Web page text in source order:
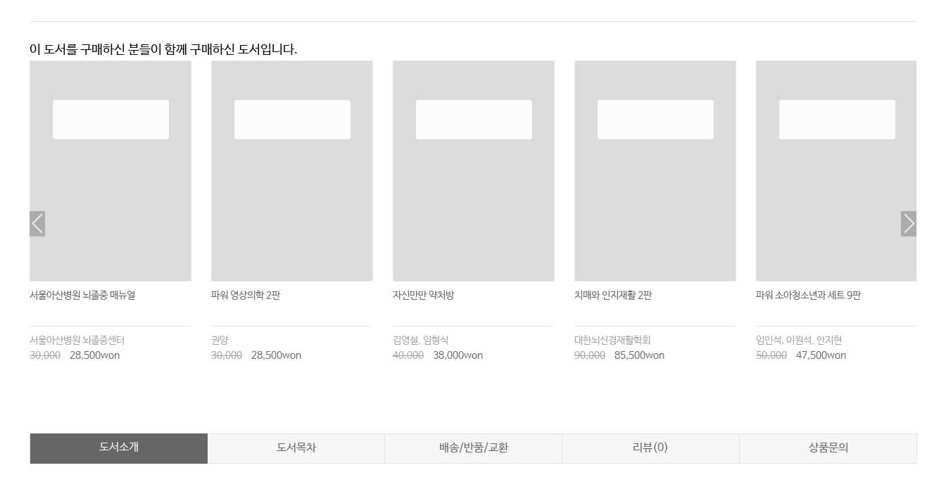
이 도서를 구매하신 분들이 함께 구매하신 도서입니다.
서울아산병원 뇌졸중 매뉴얼
서울아산병원 뇌졸중센터
30,000
28,500won
파워 영상의학 2판
권양
30,000
28,500won
자신만만 약처방
김영설, 임형식
40,000
38,000won
치매와 인지재활 2판
대한뇌신경재활학회
90,000
85,500won
파워 소아청소년과 세트 9판
임인석, 이원석, 안지현
50,000
47,500won
도서소개 도서목차 배송/반품/교환 리뷰(0) 상품문의